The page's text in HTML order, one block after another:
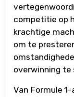
competitie op
krachtige
om te
overwinning te
Van Formule